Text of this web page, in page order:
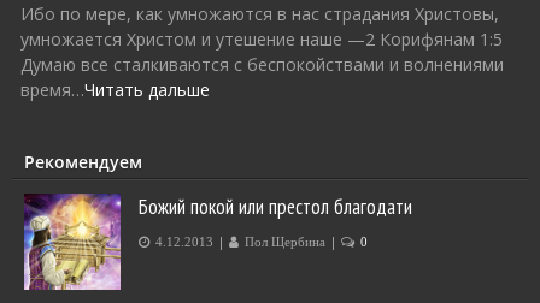
Ибо по мере, как умножаются в нас страдания Христовы,
умножается Христом и утешение наше —2 Корифянам 1:5
Думаю все сталкиваются с беспокойствами и волнениями
время…Читать дальше
Рекомендуем
Божий покой или престол благодати
4.12.2013 | Пол Щербина | 0